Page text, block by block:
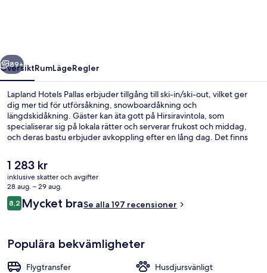
Nästa
89+
ÖversiktRumLägeRegler
Lapland Hotels Pallas erbjuder tillgång till ski-in/ski-out, vilket ger
dig mer tid för utförsåkning, snowboardåkning och
längdskidåkning. Gäster kan äta gott på Hirsiravintola, som
specialiserar sig på lokala rätter och serverar frukost och middag,
och deras bastu erbjuder avkoppling efter en lång dag. Det finns
dessutom tillgång till skidpass, skidförvaring, uthyrning av
skidutrustning och skidlektioner.
Det
nuvarande
priset
är
1 283 kr
1 283 kr
inklusive skatter och avgifter
28 aug. – 29 aug.
Recensioner
8,28,2 av 10,
Mycket braSe alla 197 recensioner
Populära bekvämligheter
Flygtransfer
Husdjursvänligt